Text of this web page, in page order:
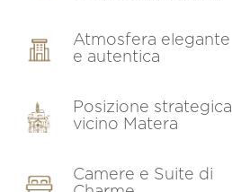
Atmosfera elegante
e autentica
Posizione strategica
vicino Matera
Camere e Suite di